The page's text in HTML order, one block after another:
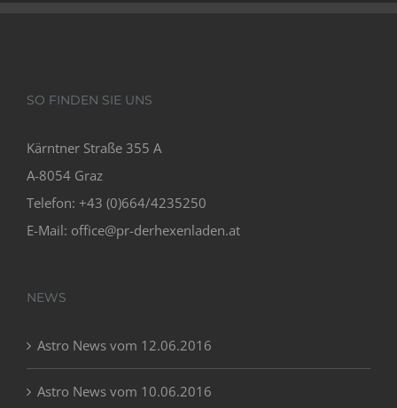
SO FINDEN SIE UNS
Kärntner Straße 355 A
A-8054 Graz
Telefon: +43 (0)664/4235250
E-Mail: office@pr-derhexenladen.at
NEWS
Astro News vom 12.06.2016
Astro News vom 10.06.2016